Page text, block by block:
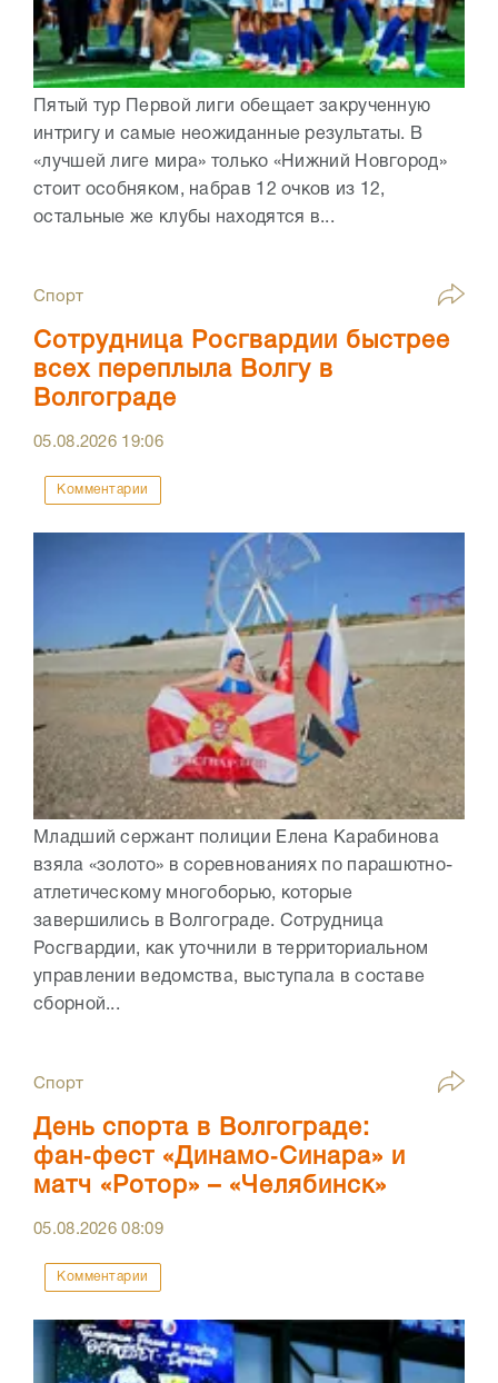
Пятый тур Первой лиги обещает закрученную
интригу и самые неожиданные результаты. В
«лучшей лиге мира» только «Нижний Новгород»
стоит особняком, набрав 12 очков из 12,
остальные же клубы находятся в...
Спорт
Сотрудница Росгвардии быстрее
всех переплыла Волгу в
Волгограде
05.08.2026 19:06
Комментарии
Младший сержант полиции Елена Карабинова
взяла «золото» в соревнованиях по парашютно-
атлетическому многоборью, которые
завершились в Волгограде. Сотрудница
Росгвардии, как уточнили в территориальном
управлении ведомства, выступала в составе
сборной...
Спорт
День спорта в Волгограде:
фан‑фест «Динамо‑Синара» и
матч «Ротор» – «Челябинск»
05.08.202608:09
Комментарии